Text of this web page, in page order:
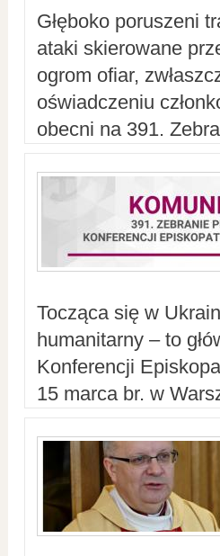
Głęboko poruszeni
ataki skierowane
ogrom ofiar,
oświadczeniu
obecni na 391.
Tocząca się w
humanitarny – to
Konferencji
15 marca br. w